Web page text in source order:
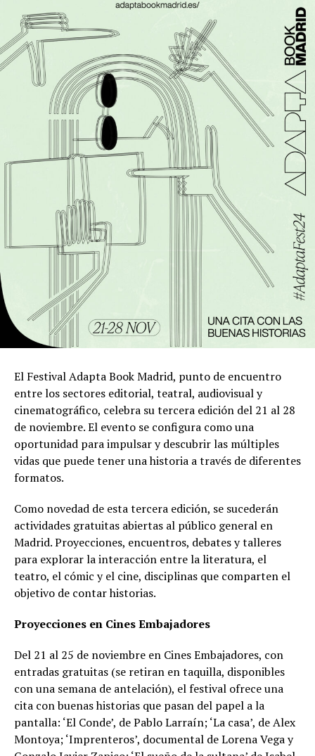
El Festival Adapta Book Madrid, punto de encuentro
entre los sectores editorial, teatral, audiovisual y
cinematográfico, celebra su tercera edición del 21 al 28
de noviembre. El evento se configura como una
oportunidad para impulsar y descubrir las múltiples
vidas que puede tener una historia a través de diferentes
formatos.
Como novedad de esta tercera edición, se sucederán
actividades gratuitas abiertas al público general en
Madrid. Proyecciones, encuentros, debates y talleres
para explorar la interacción entre la literatura, el
teatro, el cómic y el cine, disciplinas que comparten el
objetivo de contar historias.
Proyecciones en Cines Embajadores
Del 21 al 25 de noviembre en Cines Embajadores, con
entradas gratuitas (se retiran en taquilla, disponibles
con una semana de antelación), el festival ofrece una
cita con buenas historias que pasan del papel a la
pantalla: ‘El Conde’, de Pablo Larraín; ‘La casa’, de Alex
Montoya; ‘Imprenteros’, documental de Lorena Vega y